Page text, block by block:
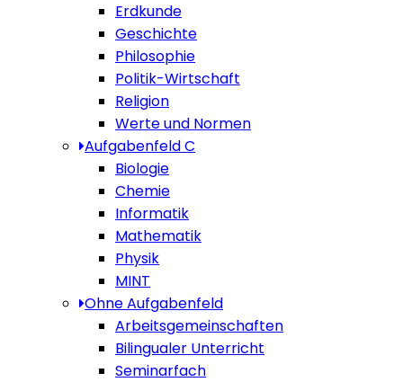
Erdkunde
Geschichte
Philosophie
Politik-Wirtschaft
Religion
Werte und Normen
Aufgabenfeld C
Biologie
Chemie
Informatik
Mathematik
Physik
MINT
Ohne Aufgabenfeld
Arbeitsgemeinschaften
Bilingualer Unterricht
Seminarfach